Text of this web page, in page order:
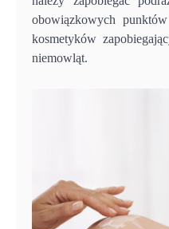
obowiązkowych
kosmetyków
niemowląt.